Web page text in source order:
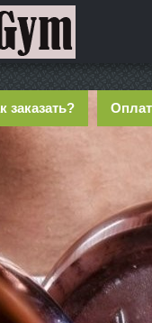
заказать?